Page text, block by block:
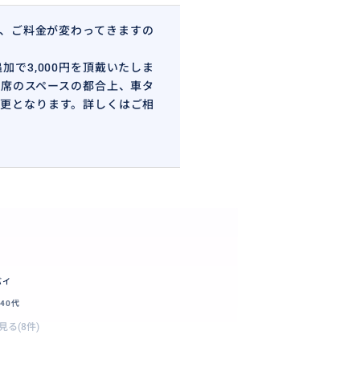
ご料金が変わってきますの
で3,000円を頂戴いたしま
のスペースの都合上、車タ
となります。詳しくはご相
イ
40代
る(8件)